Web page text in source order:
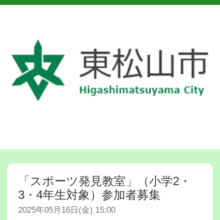
「スポーツ発見教室」（小学2・
3・4年生対象）参加者募集
2025年05月16日(金) 15:00